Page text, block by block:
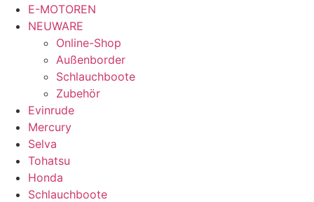
E-MOTOREN
NEUWARE
Online-Shop
Außenborder
Schlauchboote
Zubehör
Evinrude
Mercury
Selva
Tohatsu
Honda
Schlauchboote